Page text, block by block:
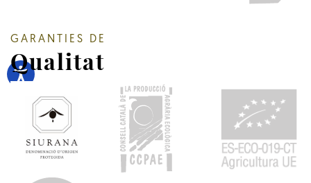
GARANTIES DE
Qualitat